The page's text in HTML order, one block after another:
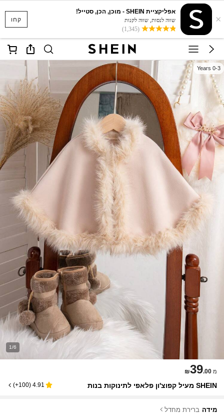
קחו ×
אפליקציית SHEIN - מוכן, הכן, סטייל!
שווה לנסות, שווה לקנות
(1,345)
0-3 Years
1/6
מ ₪39.00
SHEIN מעיל קפוצ'ון פלאפי לתינוקות בנות 4.91
(
100+
)
מידה ברירת מחדל